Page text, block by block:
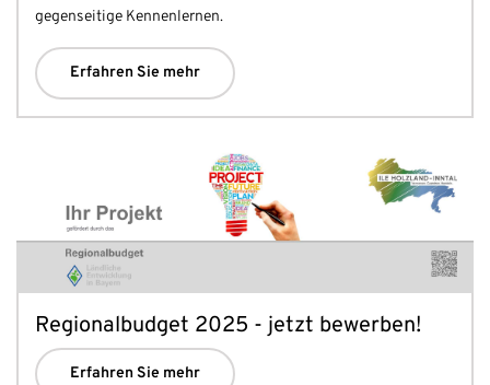
gegenseitige Kennenlernen.
Erfahren Sie mehr
Regionalbudget 2025 - jetzt bewerben!
Erfahren Sie mehr